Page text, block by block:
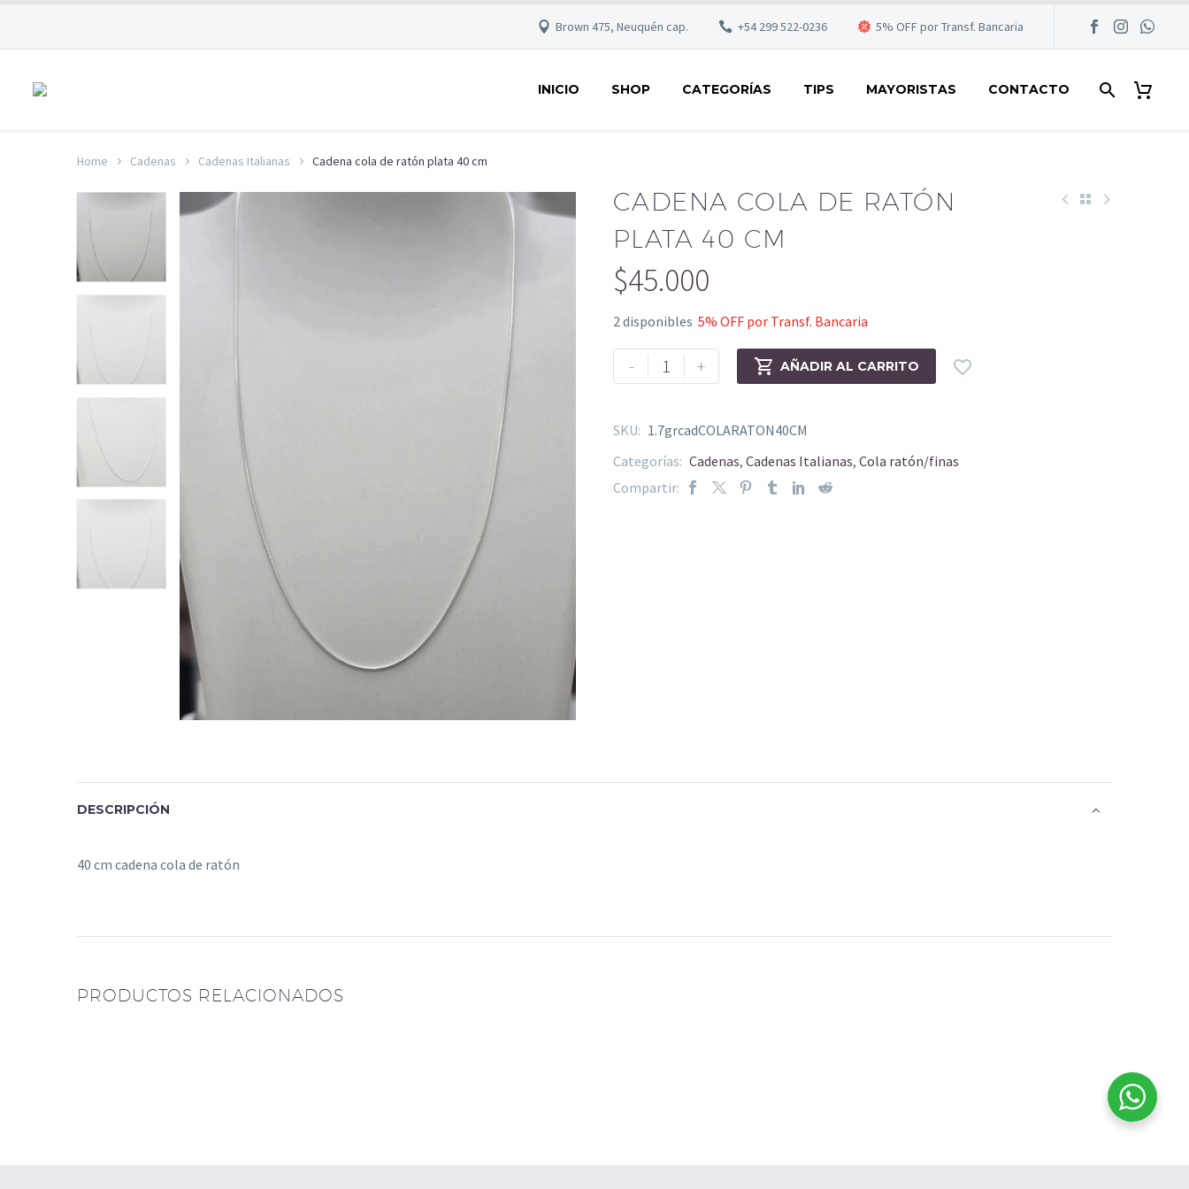
Brown 475, Neuquén cap. +54 299 522-0236 5% OFF por Transf. Bancaria
INICIO SHOP CATEGORÍAS TIPS MAYORISTAS CONTACTO
Home Cadenas Cadenas Italianas Cadena cola de ratón plata 40 cm
CADENA COLA DE RATÓN
PLATA 40 CM
$45.000
2 disponibles 5% OFF por Transf. Bancaria
- +  AÑADIR AL CARRITO 
SKU: 1.7grcadCOLARATON40CM
Categorías: Cadenas, Cadenas Italianas, Cola ratón/finas
Compartir:
DESCRIPCIÓN
40 cm cadena cola de ratón
PRODUCTOS RELACIONADOS
Gargantilla de Plata
con dije Cisnes
Cadena mini gucci de
Plata 925